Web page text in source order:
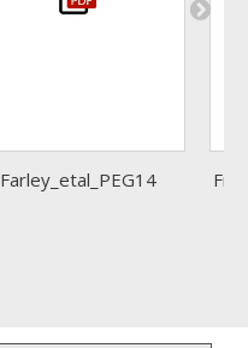
Farley_etal_PEG14